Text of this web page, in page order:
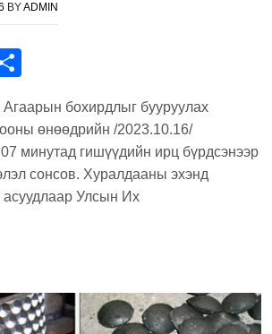
BYADMIN
ar
e
бохирдлыг бууруулах
өнөөдрийн /2023.10.16/
минутад гишүүдийн ирц бүрдсэнээр
сонсов. Хуралдааны эхэнд
Улсын Их